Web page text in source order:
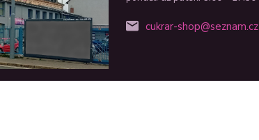
cukrar-shop@seznam.cz